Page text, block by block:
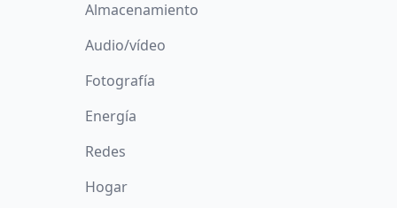
Almacenamiento
Audio/vídeo
Fotografía
Energía
Redes
Hogar